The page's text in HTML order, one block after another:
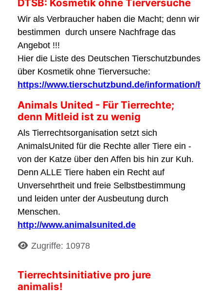
DTSB: Kosmetik ohne Tierversuche
Wir als Verbraucher haben die Macht; denn wir
bestimmen durch unsere Nachfrage das
Angebot !!!
Hier die Liste des Deutschen Tierschutzbundes
über Kosmetik ohne Tierversuche:
https://www.tierschutzbund.de/information/
Animals United - Für Tierrechte;
denn Mitleid ist zu wenig
Als Tierrechtsorganisation setzt sich
AnimalsUnited für die Rechte aller Tiere ein -
von der Katze über den Affen bis hin zur Kuh.
Denn ALLE Tiere haben ein Recht auf
Unversehrtheit und freie Selbstbestimmung
und leiden unter der Ausbeutung durch
Menschen.
http://www.animalsunited.de
DetailsZugriffe: 10978
Tierrechtsinitiative pro jure
animalis!